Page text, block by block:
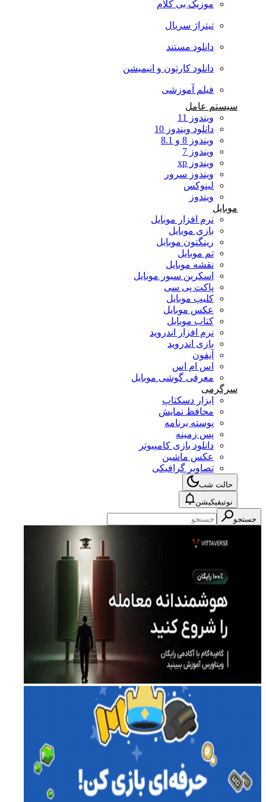
موزیک بی کلام
تیتراژ سریال
دانلود مستند
دانلود کارتون و انیمیشن
فیلم آموزشی
سیستم عامل
ویندوز 11
دانلود ویندوز 10
ویندوز 8 و 8.1
ویندوز 7
ویندوز xp
ویندوز سرور
لینوکس
ویندوز
موبایل
نرم افزار موبایل
بازی موبایل
رینگتون موبایل
تم موبایل
نقشه موبایل
اسکرین سیور موبایل
پاکت پی سی
کلیپ موبایل
عکس موبایل
کتاب موبایل
نرم افزار اندروید
بازی اندروید
آیفون
اس ام اس
معرفی گوشی موبایل
سرگرمی
ابزار دسکتاپ
محافظ نمایش
پوسته برنامه
پس زمینه
دانلود بازی کامپیوتر
عکس ماشین
تصاویر گرافیکی
حالت شب
نوتیفیکیشن
جستجو